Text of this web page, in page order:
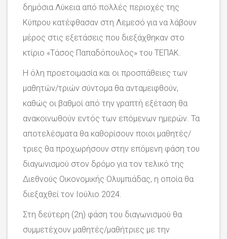
δημόσια Λύκεια από πολλές περιοχές της
Κύπρου κατέφθασαν στη Λεμεσό για να λάβουν
μέρος στις εξετάσεις που διεξάχθηκαν στο
κτίριο «Τάσος Παπαδόπουλος» του ΤΕΠΑΚ.
Η όλη προετοιμασία και οι προσπάθειες των
μαθητών/τριών σύντομα θα ανταμειφθούν,
καθώς οι βαθμοί από την γραπτή εξέταση θα
ανακοινωθούν εντός των επόμενων ημερών. Τα
αποτελέσματα θα καθορίσουν ποιοι μαθητές/
τριες θα προχωρήσουν στην επόμενη φάση του
διαγωνισμού στον δρόμο για τον τελικό της
Διεθνούς Οικονομικής Ολυμπιάδας, η οποία θα
διεξαχθεί τον Ιούλιο 2024.
Στη δεύτερη (2η) φάση του διαγωνισμού θα
συμμετέχουν μαθητές/μαθήτριες με την